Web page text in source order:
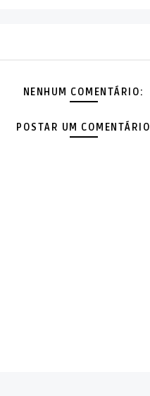
NENHUM COMENTÁRIO:
POSTAR UM COMENTÁRIO